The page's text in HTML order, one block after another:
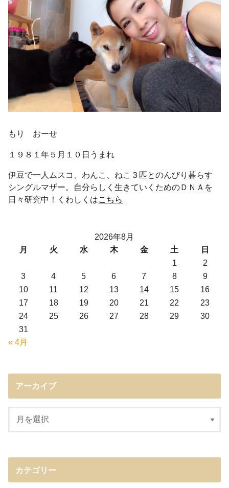
もり おーせ
１９８１年５月１０日うまれ
伊豆で一人ムスコ、わんこ、ねこ３匹とのんびり暮らす
シングルマザー。自分らしく生きていくためのＤＮＡを
日々研究中！くわしくはこちら
2026年8月
月
火 水 木 金 土
日
1
2
3
4 5 6 7 8
9
10
11 12 13 14 15
16
17
18 19 20 21 22
23
24
25 26 27 28 29
30
31
« 4月
アーカイブ
カテゴリー